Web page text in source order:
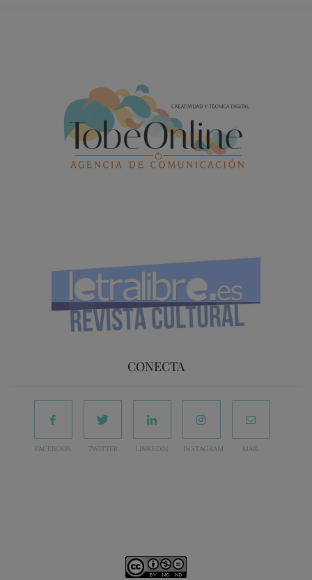
CONECTA
FACEBOOK TWITTER LINKEDIN INSTAGRAM MAIL